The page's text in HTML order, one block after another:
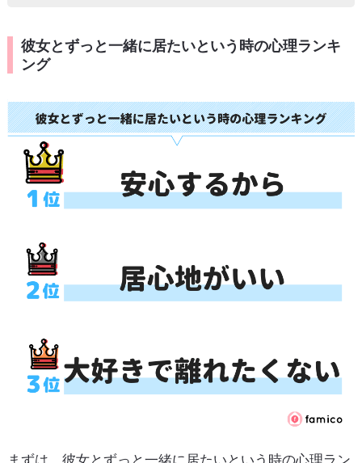
彼女とずっと一緒に居たいという時の心理ランキ
ング